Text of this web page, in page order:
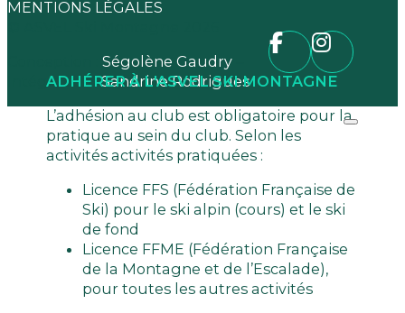
MENTIONS LÉGALES
Ségolène Gaudry
Intégration :Sandrine Rodrigues
ADHÉRER À L'ASVEL SKI MONTAGNE
L’adhésion au club est obligatoire pour la
pratique au sein du club. Selon les
activités activités pratiquées :
Licence FFS (Fédération Française de
Ski) pour le ski alpin (cours) et le ski
de fond
Licence FFME (Fédération Française
de la Montagne et de l’Escalade),
pour toutes les autres activités